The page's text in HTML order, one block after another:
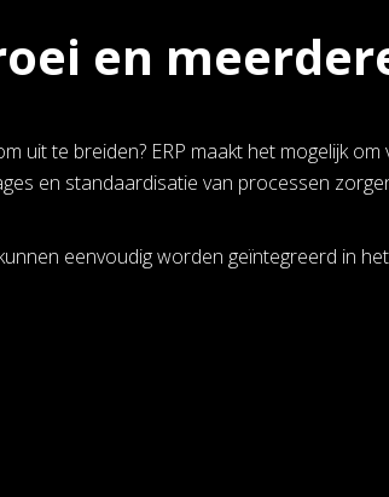
en
uit te breiden? ERP maakt het mogelijk
en standaardisatie van processen
eenvoudig worden geïntegreerd in